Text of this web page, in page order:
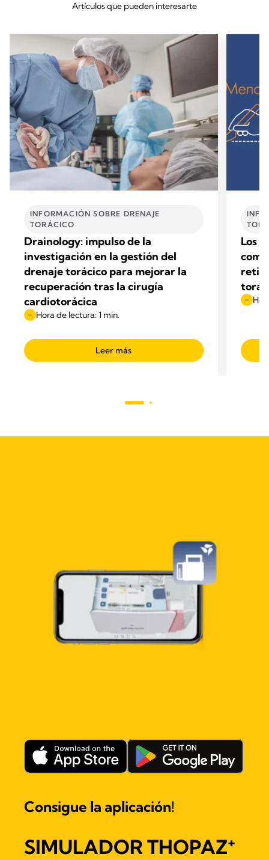
Artículos que pueden interesarte
INFORMACIÓN SOBRE DRENAJE
TORÁCICO
Drainology: impulso de la
investigación en la gestión del
drenaje torácico para mejorar la
recuperación tras la cirugía
cardiotorácica
Hora de lectura: 1 min.
Leer más
Los
Consigue la aplicación!
SIMULADOR THOPAZ+